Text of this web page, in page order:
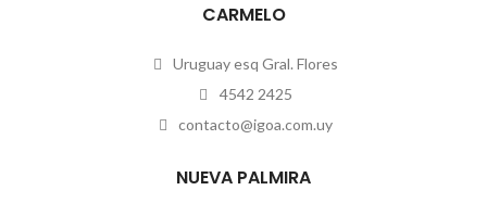
CARMELO
Uruguay esq Gral. Flores
4542 2425
contacto@igoa.com.uy
NUEVA PALMIRA